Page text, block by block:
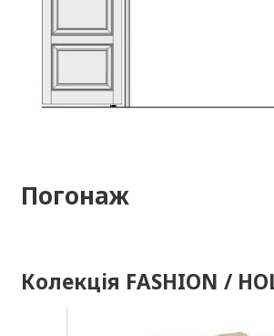
Погонаж
Колекція FASHION /